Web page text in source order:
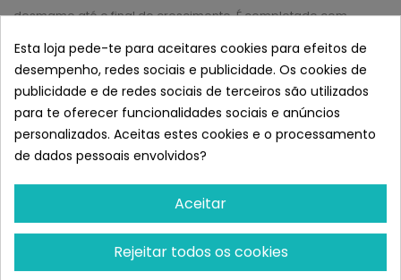
desmame até o final do crescimento. É completado com
assim como gengibre, que possui propriedades digestivas e
carminativas.
COMPOSIÇÃO:
Frango Fresco (mínimo 60% antes da extrusão), Arroz Integral
(12%), Batata Desidratada (8%) Milho Integral (5%), Ervilha
Integral (5%), Gordura de Aves (preservada com antioxidantes
naturais), Azeite Salmão ( conservada com antioxidantes
naturais), levedura de cerveja (1,5%), polpa de beterraba,
legumes frescos antes da extrusão (abóbora 0,5%), raízes de
chicória (FOS), extrato de levedura (MOS), algas secas,
Esta loja pede-te para aceitares cookies para efeitos de
desempenho, redes sociais e publicidade. Os cookies de
publicidade e de redes sociais de terceiros são utilizados
para te oferecer funcionalidades sociais e anúncios
personalizados. Aceitas estes cookies e o processamento
de dados pessoais envolvidos?
Aceitar
Rejeitar todos os cookies